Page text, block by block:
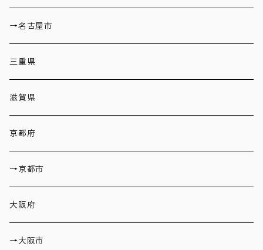
→名古屋市
三重県
滋賀県
京都府
→京都市
大阪府
→大阪市